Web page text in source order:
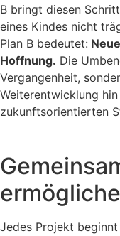
B bringt diesen
eines Kindes nicht
Plan B bedeutet:
Hoffnung. Die
Vergangenheit,
Weiterentwicklung
zukunftsorientierten
Jedes Projekt